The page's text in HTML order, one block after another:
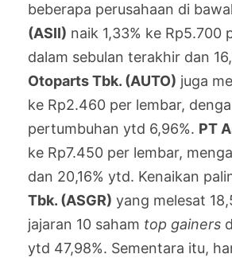
beberapa perusahaan di
(ASII) naik 1,33% ke Rp5.700
dalam sebulan terakhir dan
Otoparts Tbk. (AUTO) juga
ke Rp2.460 per lembar,
pertumbuhan ytd 6,96%. PT
ke Rp7.450 per lembar,
dan 20,16% ytd. Kenaikan
Tbk. (ASGR) yang melesat
jajaran 10 saham top gainers
ytd 47,98%. Sementara itu,